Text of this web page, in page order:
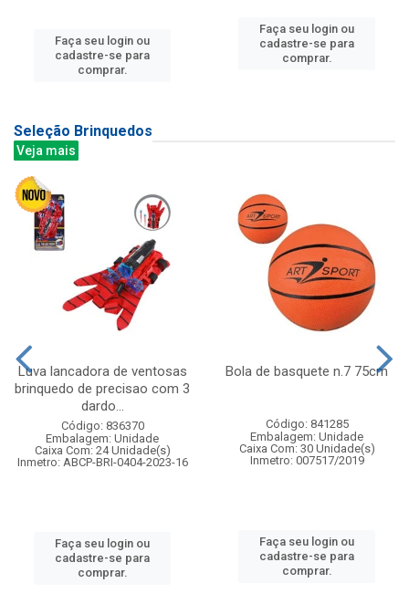
Faça seu login ou
cadastre-se para
comprar.
Faça seu login ou
cadastre-se para
comprar.
Seleção Brinquedos
Veja mais
Luva lancadora de ventosas
brinquedo de precisao com 3
dardo...
Código: 836370
Embalagem: Unidade
Caixa Com: 24 Unidade(s)
Inmetro: ABCP-BRI-0404-2023-16
Faça seu login ou
cadastre-se para
comprar.
Bola de basquete n.7 75cm
Código: 841285
Embalagem: Unidade
Caixa Com: 30 Unidade(s)
Inmetro: 007517/2019
Faça seu login ou
cadastre-se para
comprar.